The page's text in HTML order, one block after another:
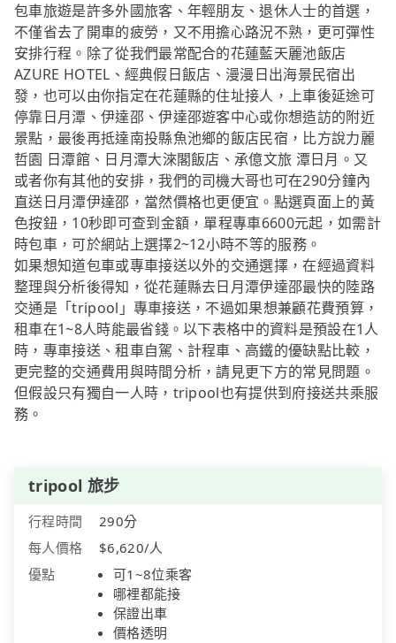
包車旅遊是許多外國旅客、年輕朋友、退休人士的首選，
不僅省去了開車的疲勞，又不用擔心路況不熟，更可彈性
安排行程。除了從我們最常配合的花蓮藍天麗池飯店
AZURE HOTEL、經典假日飯店、漫漫日出海景民宿出
發，也可以由你指定在花蓮縣的住址接人，上車後延途可
停靠日月潭、伊達邵、伊達邵遊客中心或你想造訪的附近
景點，最後再抵達南投縣魚池鄉的飯店民宿，比方說力麗
哲園 日潭館、日月潭大淶閣飯店、承億文旅 潭日月。又
或者你有其他的安排，我們的司機大哥也可在290分鐘內
直送日月潭伊達邵，當然價格也更便宜。點選頁面上的黃
色按鈕，10秒即可查到金額，單程專車6600元起，如需計
時包車，可於網站上選擇2~12小時不等的服務。
如果想知道包車或專車接送以外的交通選擇，在經過資料
整理與分析後得知，從花蓮縣去日月潭伊達邵最快的陸路
交通是「tripool」專車接送，不過如果想兼顧花費預算，
租車在1~8人時能最省錢。以下表格中的資料是預設在1人
時，專車接送、租車自駕、計程車、高鐵的優缺點比較，
更完整的交通費用與時間分析，請見更下方的常見問題。
但假設只有獨自一人時，tripool也有提供到府接送共乘服
務。
tripool 旅步
行程時間
290分
每人價格
$6,620/人
優點
可1~8位乘客
哪裡都能接
保證出車
價格透明